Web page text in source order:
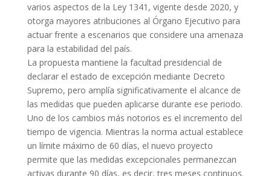
varios aspectos de la Ley 1341, vigente desde 2020, y
otorga mayores atribuciones al Órgano Ejecutivo para
actuar frente a escenarios que considere una amenaza
para la estabilidad del país.
La propuesta mantiene la facultad presidencial de
declarar el estado de excepción mediante Decreto
Supremo, pero amplía significativamente el alcance de
las medidas que pueden aplicarse durante ese periodo.
Uno de los cambios más notorios es el incremento del
tiempo de vigencia. Mientras la norma actual establece
un límite máximo de 60 días, el nuevo proyecto
permite que las medidas excepcionales permanezcan
activas durante 90 días, es decir, tres meses continuos.